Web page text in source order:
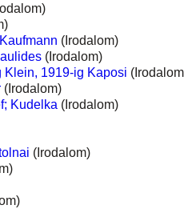
(Irodalom)
(Irodalom)
Klein, 1919-ig Kaposi
(Irodalom)
Kudelka (Irodalom)
(Irodalom)